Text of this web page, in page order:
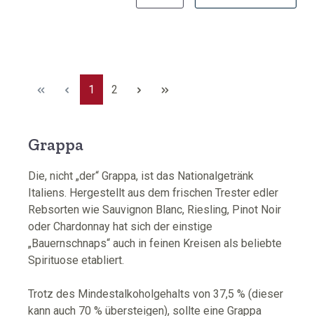
Seite
1 Seite
2
Grappa
Die, nicht „der“ Grappa, ist das Nationalgetränk
Italiens. Hergestellt aus dem frischen Trester edler
Rebsorten wie Sauvignon Blanc, Riesling, Pinot Noir
oder Chardonnay hat sich der einstige
„Bauernschnaps“ auch in feinen Kreisen als beliebte
Spirituose etabliert.
Trotz des Mindestalkoholgehalts von 37,5 % (dieser
kann auch 70 % übersteigen), sollte eine Grappa